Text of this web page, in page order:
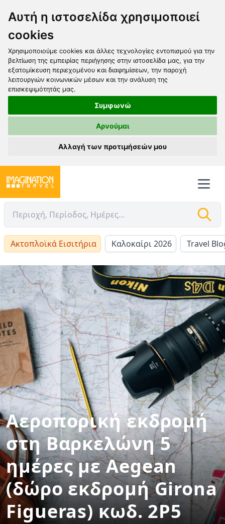
Αυτή η ιστοσελίδα χρησιμοποιεί
cookies
Χρησιμοποιούμε cookies και άλλες τεχνολογίες εντοπισμού για την
βελτίωση της εμπειρίας περιήγησης στην ιστοσελίδα μας, για την
εξατομίκευση περιεχομένου και διαφημίσεων, την παροχή
λειτουργιών κοινωνικών μέσων και την ανάλυση της
επισκεψιμότητάς μας.
Συμφωνώ
Αρνούμαι
Αλλαγή των προτιμήσεών μου
Ακτοπλοϊκά Εισιτήρια Καλοκαίρι 2026 Travel
Αεροπορική εκδρομή
στη Βαρκελώνη 5
ημέρες με Aegean
(δώρο εκδρομή Girona
Figueras) κωδ. 2P5